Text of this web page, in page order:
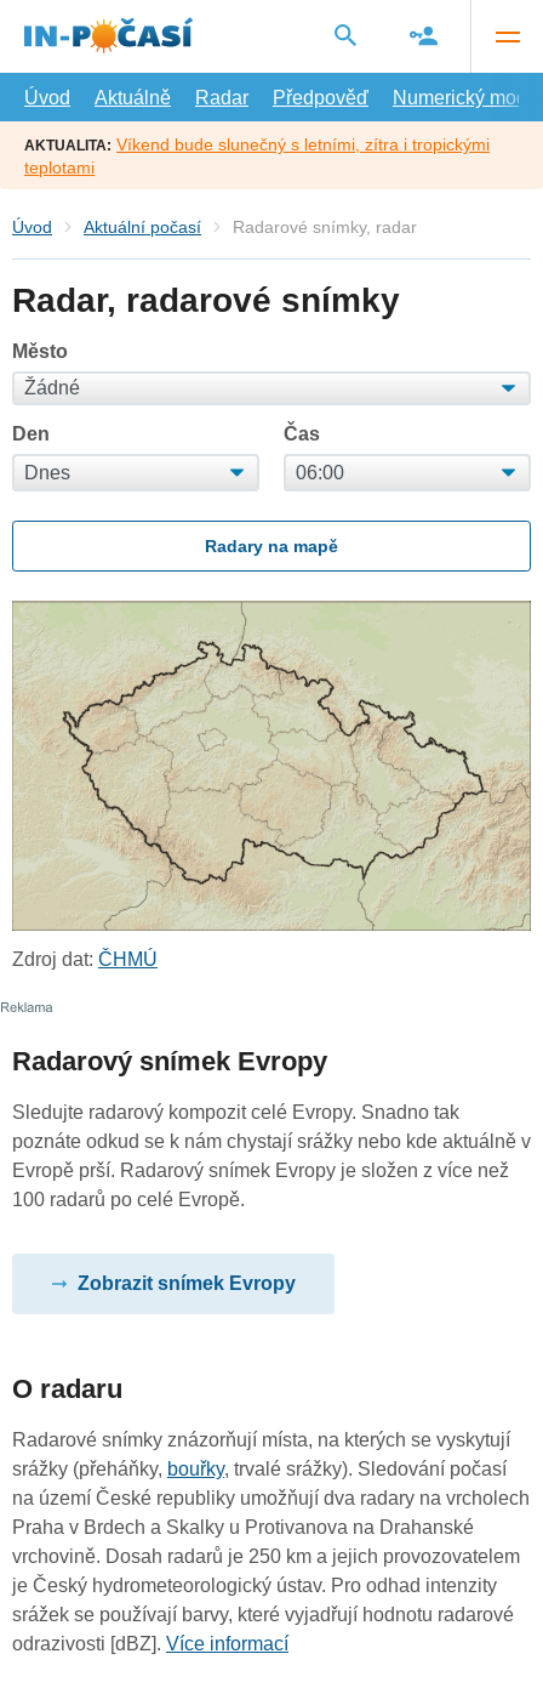
hlavní
Úvod
Aktuálně Radar Předpověď Numerický model
AKTUALITA: Víkend bude slunečný s letními, zítra i tropickými
teplotami
Úvod Aktuální počasí Radarové snímky, radar
Radar, radarové snímky
Město
Den Čas
Radary na mapě
Zdroj dat: ČHMÚ
Radarový snímek Evropy
Sledujte radarový kompozit celé Evropy. Snadno tak
poznáte odkud se k nám chystají srážky nebo kde aktuálně v
Evropě prší. Radarový snímek Evropy je složen z více než
100 radarů po celé Evropě.
Zobrazit snímek Evropy
O radaru
Radarové snímky znázorňují místa, na kterých se vyskytují
srážky (přeháňky, bouřky, trvalé srážky). Sledování počasí
na území České republiky umožňují dva radary na vrcholech
Praha v Brdech a Skalky u Protivanova na Drahanské
vrchovině. Dosah radarů je 250 km a jejich provozovatelem
je Český hydrometeorologický ústav. Pro odhad intenzity
srážek se používají barvy, které vyjadřují hodnotu radarové
odrazivosti [dBZ]. Více informací